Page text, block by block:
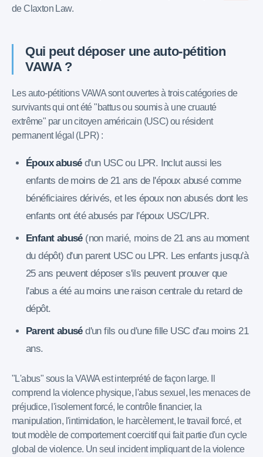
de Claxton Law.
Qui peut déposer une auto-pétition
VAWA ?
Les auto-pétitions VAWA sont ouvertes à trois catégories de
survivants qui ont été "battus ou soumis à une cruauté
extrême" par un citoyen américain (USC) ou résident
permanent légal (LPR) :
Époux abuséd'un USC ou LPR. Inclut aussi les
enfants de moins de 21 ans de l'époux abusé comme
bénéficiaires dérivés, et les époux non abusés dont les
enfants ont été abusés par l'époux USC/LPR.
Enfant abusé(non marié, moins de 21 ans au moment
du dépôt) d'un parent USC ou LPR. Les enfants jusqu'à
25 ans peuvent déposer s'ils peuvent prouver que
l'abus a été au moins une raison centrale du retard de
dépôt.
Parent abuséd'un fils ou d'une fille USC d'au moins 21
ans.
"L'abus" sous la VAWA est interprété de façon large. Il
comprend la violence physique, l'abus sexuel, les menaces de
préjudice, l'isolement forcé, le contrôle financier, la
manipulation, l'intimidation, le harcèlement, le travail forcé, et
tout modèle de comportement coercitif qui fait partie d'un cycle
global de violence. Un seul incident impliquant de la violence